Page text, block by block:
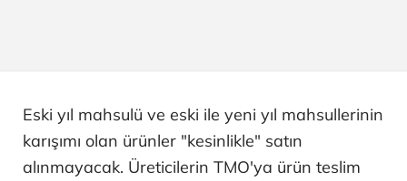
Eski yıl mahsulü ve eski ile yeni yıl mahsullerinin
karışımı olan ürünler "kesinlikle" satın
alınmayacak. Üreticilerin TMO'ya ürün teslim